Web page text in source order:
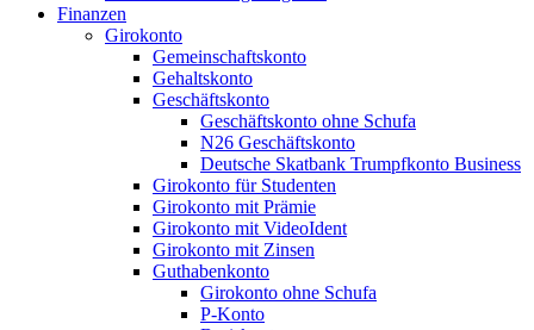
Finanzen
Girokonto
Gemeinschaftskonto
Gehaltskonto
Geschäftskonto
Geschäftskonto ohne Schufa
N26 Geschäftskonto
Deutsche Skatbank Trumpfkonto Business
Girokonto für Studenten
Girokonto mit Prämie
Girokonto mit VideoIdent
Girokonto mit Zinsen
Guthabenkonto
Girokonto ohne Schufa
P-Konto